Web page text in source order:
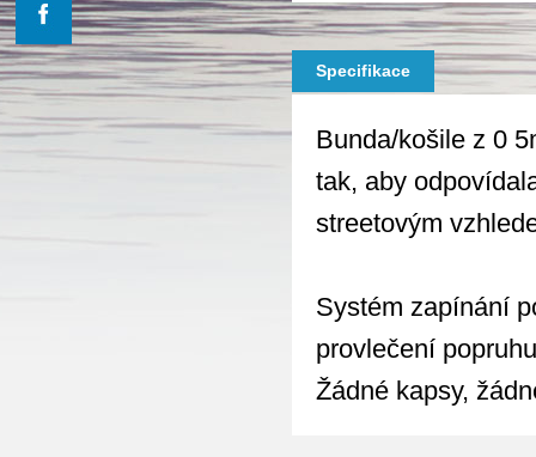
Specifikace
Bunda/košile z 0
tak, aby
streetovým
Systém zapínání
provlečení
Žádné kapsy,